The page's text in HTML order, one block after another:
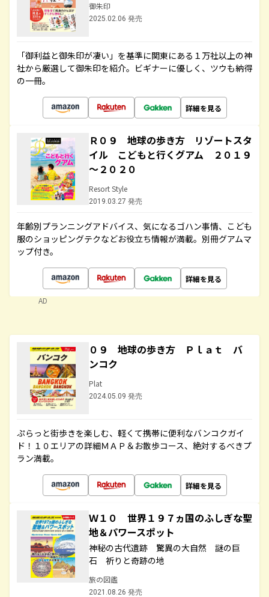
御朱印
2025.02.06 発売
「御利益と御朱印が凄い」を基準に関東にある１万社以上の神
社から厳選して御朱印を紹介。ビギナーに優しく、ツウも納得
の一冊。
詳細を見る
Ｒ０９ 地球の歩き方 リゾートスタ
イル こどもと行くグアム ２０１９
～２０２０
Resort Style
2019.03.27 発売
年齢別プランニングアドバイス、気になるゴハン事情、こども
服のショッピングテクなどお役立ち情報が満載。別冊グアムマ
ップ付き。
詳細を見る
AD
０９ 地球の歩き方 Ｐｌａｔ バ
ンコク
Plat
2024.05.09 発売
ぷらっと街歩きを楽しむ、軽くて携帯に便利なバンコクガイ
ド！１０エリアの詳細ＭＡＰ＆お散歩コース、絶対するべきプ
ラン満載。
詳細を見る
Ｗ１０ 世界１９７ヵ国のふしぎな聖
地＆パワースポット
神秘の古代遺跡 驚異の大自然 謎の巨
石 祈りと奇跡の地
旅の図鑑
2021.08.26 発売